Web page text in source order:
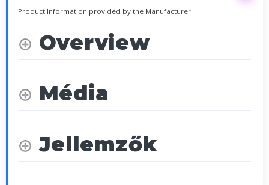
Product Information provided by the Manufacturer
Overview
Média
Jellemzők